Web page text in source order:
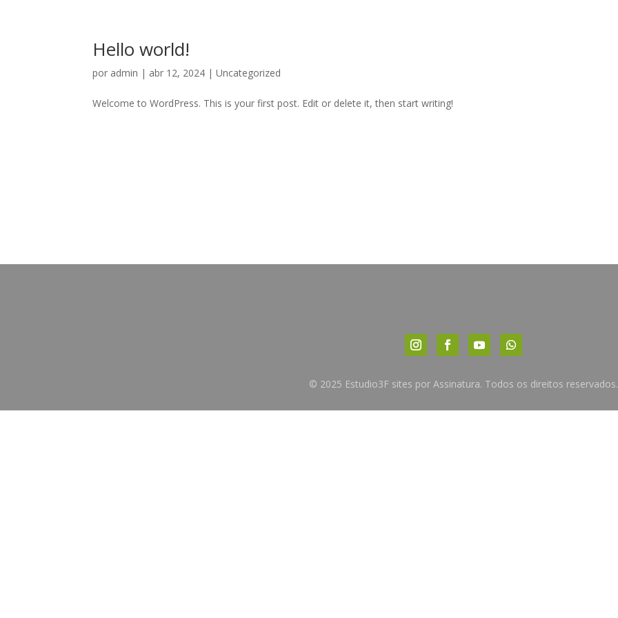
Hello world!
por admin | abr 12, 2024 |Uncategorized
Welcome to WordPress. This is your first post. Edit or delete it, then start writing!
© 2025 Estudio3F sites por Assinatura. Todos os direitos reservados.